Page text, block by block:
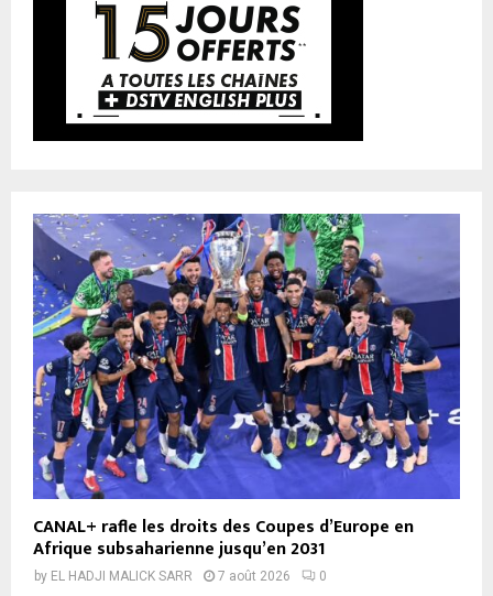
CANAL+ rafle les droits des Coupes d’Europe en
Afrique subsaharienne jusqu’en 2031
by EL HADJI MALICK SARR 7 août 2026 0